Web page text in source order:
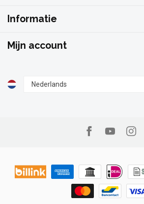
Informatie
Mijn account